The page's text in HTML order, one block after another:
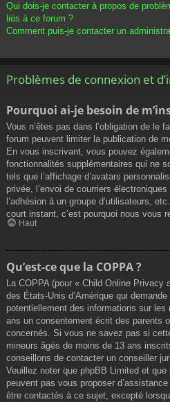
Qui dois-je contacter à propos de
liés à ce forum ?
Comment puis-je contacter un
Problèmes de connexion et
Pourquoi ai-je besoin de
Vous n’êtes pas dans l’obligation de le
forum peuvent limiter la publication de
En vous inscrivant, vous pouvez
fonctionnalités supplémentaires qui ne
tels que l’affichage d’avatars
privée, l’envoi de courriers
l’adhésion à un groupe d’utilisateurs,
court instant, c’est pourquoi nous vous
Haut
Qu’est-ce que la COPPA ?
La COPPA (pour « Child Online Privacy
des États-Unis d’Amérique qui
potentiellement des informations sur
ans un consentement écrit des parents
concernés. Si vous ne savez pas si
mineurs âgés de moins de 13 ans
conseillons de contacter un conseiller
Veuillez noter que phpBB Limited et
peuvent pas vous proposer
être contactés à ce sujet, excepté